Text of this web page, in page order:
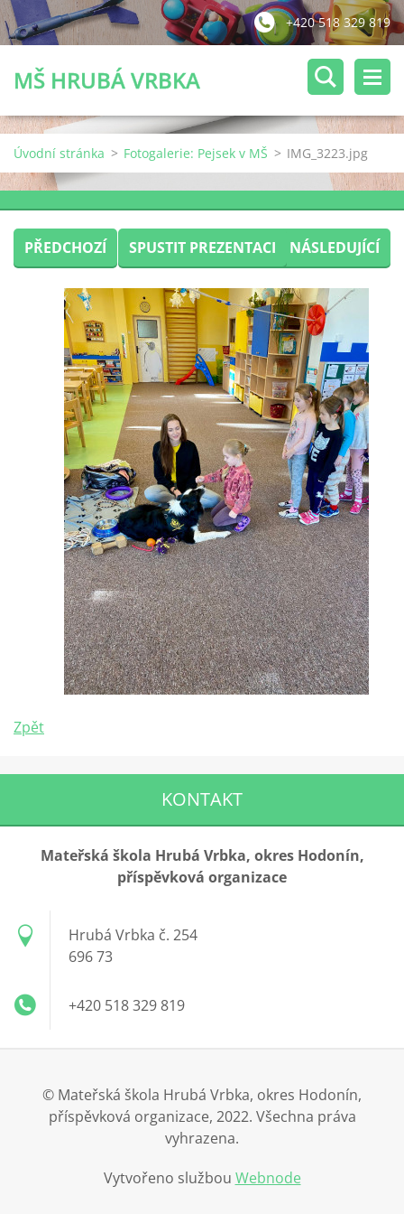
+420 518 329 819
MŠ HRUBÁ VRBKA
Úvodní stránka > Fotogalerie: Pejsek v MŠ > IMG_3223.jpg
PŘEDCHOZÍ SPUSTIT PREZENTACI NÁSLEDUJÍCÍ
Zpět
KONTAKT
Mateřská škola Hrubá Vrbka, okres Hodonín,
příspěvková organizace
Hrubá Vrbka č. 254
696 73
+420 518 329 819
© Mateřská škola Hrubá Vrbka, okres Hodonín,
příspěvková organizace, 2022. Všechna práva
vyhrazena.
Vytvořeno službou Webnode